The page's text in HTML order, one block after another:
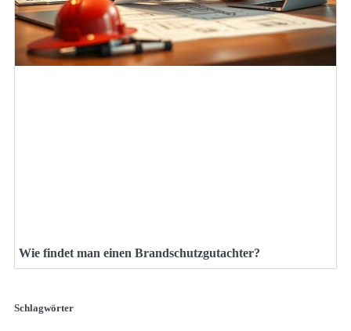
Wie findet man einen Brandschutzgutachter?
Schlagwörter